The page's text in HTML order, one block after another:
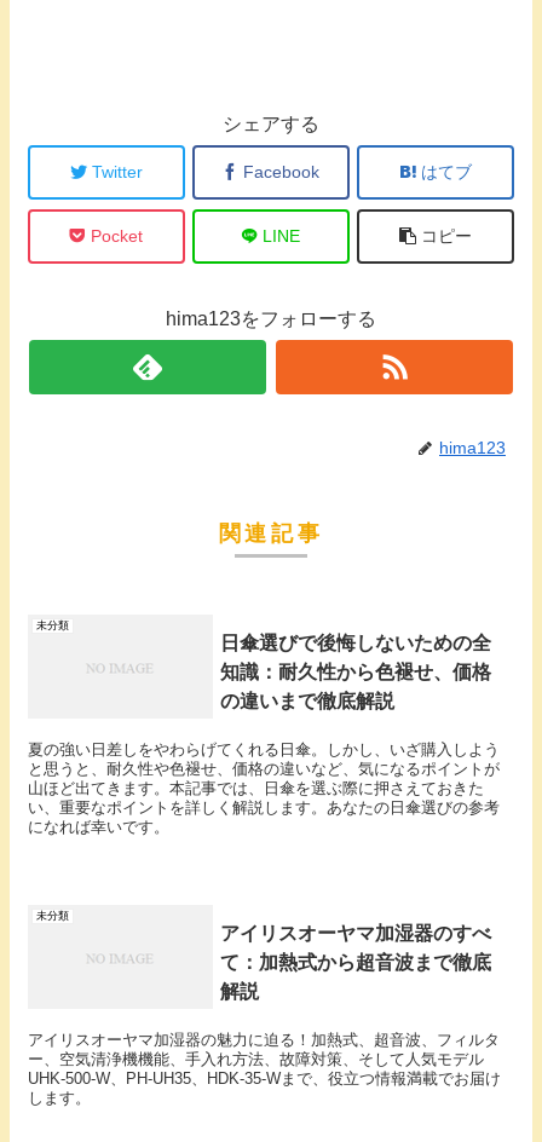
シェアする
Twitter Facebook はてブ
Pocket LINE コピー
hima123をフォローする
hima123
関連記事
未分類
日傘選びで後悔しないための全
知識：耐久性から色褪せ、価格
の違いまで徹底解説
夏の強い日差しをやわらげてくれる日傘。しかし、いざ購入しよう
と思うと、耐久性や色褪せ、価格の違いなど、気になるポイントが
山ほど出てきます。本記事では、日傘を選ぶ際に押さえておきた
い、重要なポイントを詳しく解説します。あなたの日傘選びの参考
になれば幸いです。
未分類
アイリスオーヤマ加湿器のすべ
て：加熱式から超音波まで徹底
解説
アイリスオーヤマ加湿器の魅力に迫る！加熱式、超音波、フィルタ
ー、空気清浄機機能、手入れ方法、故障対策、そして人気モデル
UHK-500-W、PH-UH35、HDK-35-Wまで、役立つ情報満載でお届け
します。